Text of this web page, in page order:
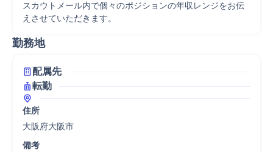
スカウトメール内で個々のポジションの年収レンジをお伝
勤務地
配属先
転勤
住所
大阪府大阪市
備考